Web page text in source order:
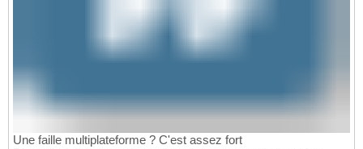
Une faille multiplateforme ? C'est assez fort